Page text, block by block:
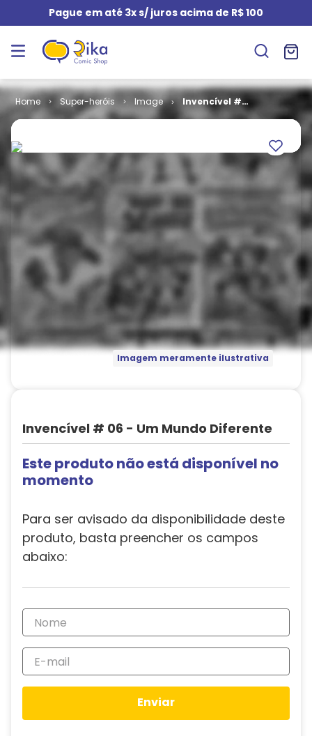
Pague em até 3x s/ juros acima de R$ 100
Super-heróis Image
Invencível #
06 - Um
Imagem meramente ilustrativa
Invencível # 06 - Um Mundo Diferente
Este produto não está disponível no
momento
Para ser avisado da disponibilidade deste
produto, basta preencher os campos
abaixo:
Enviar